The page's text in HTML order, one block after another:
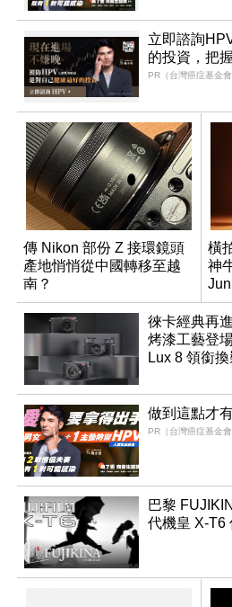
立即諮詢
的投資，把
PR（台灣癌症基金會
傳 Nikon 部份 Z 接環鏡頭
產地悄悄從中國轉移至越
南？
橫
神
徠卡經典再
烤漆工藝登
Lux 8 領銜換
做到這點才
PR（台灣癌症基金會
巴黎
代機皇 X-T6